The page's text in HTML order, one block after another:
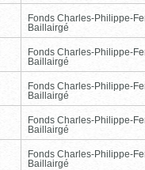
Fonds Charles-Philippe-
Baillairgé
Fonds Charles-Philippe-
Baillairgé
Fonds Charles-Philippe-
Baillairgé
Fonds Charles-Philippe-
Baillairgé
Fonds Charles-Philippe-
Baillairgé